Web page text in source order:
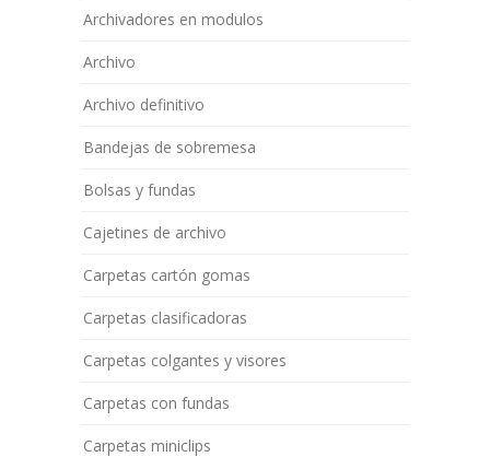
Archivadores en modulos
Archivo
Archivo definitivo
Bandejas de sobremesa
Bolsas y fundas
Cajetines de archivo
Carpetas cartón gomas
Carpetas clasificadoras
Carpetas colgantes y visores
Carpetas con fundas
Carpetas miniclips